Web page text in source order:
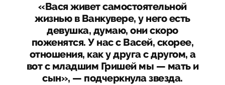
«Вася живет самостоятельной
жизнью в Ванкувере, у него есть
девушка, думаю, они скоро
поженятся. У нас с Васей, скорее,
отношения, как у друга с другом, а
вот с младшим Гришей мы — мать и
сын», — подчеркнула звезда.